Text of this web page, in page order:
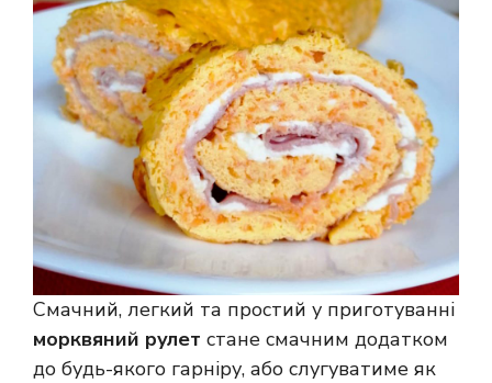
Смачний, легкий та простий у приготуванні
морквяний рулет стане смачним додатком
до будь-якого гарніру, або слугуватиме як